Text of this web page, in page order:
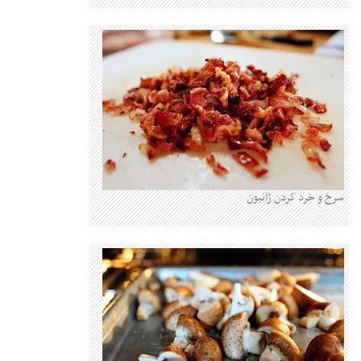
کردن ژانبون